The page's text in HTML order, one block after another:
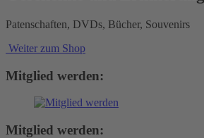
Patenschaften, DVDs, Bücher, Souvenirs
Weiter zum Shop
Mitglied werden:
Mitglied werden: